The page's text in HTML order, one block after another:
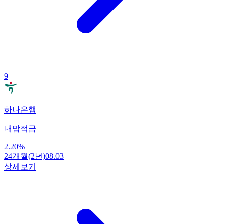
9
하나은행
내맘적금
2.20%
24개월(2년)08.03
상세보기